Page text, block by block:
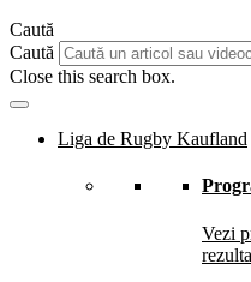
Caută
Caută
Close this search box.
Liga de Rugby Kaufland
Vezi